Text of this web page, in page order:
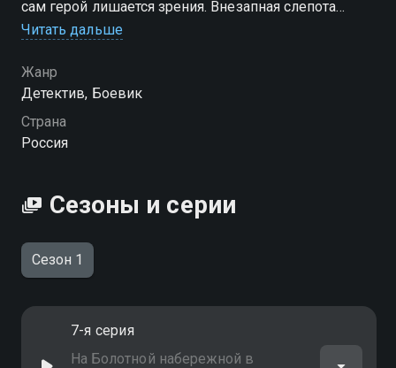
сам герой лишается зрения. Внезапная слепота
Ефремова обострила другие его чувства. Теперь он
Читать дальше
Жанр
Детектив, Боевик
Страна
Россия
Сезоны и серии
Сезон 1
7-я серия
На Болотной набережной в